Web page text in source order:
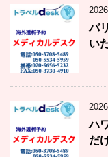
バ
い
ハ
だ